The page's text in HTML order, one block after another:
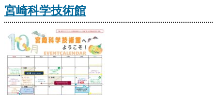
宮崎科学技術館